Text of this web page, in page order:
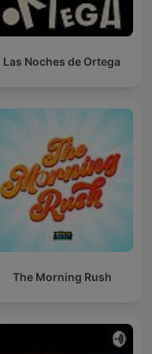
Las Noches de Ortega
The Morning Rush